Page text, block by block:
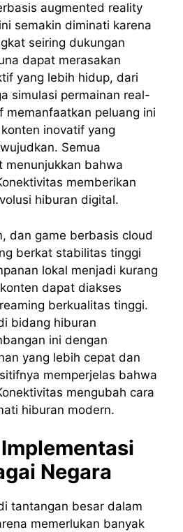
augmented reality
semakin diminati karena
seiring dukungan
dapat merasakan
yang lebih hidup, dari
simulasi permainan real-
memanfaatkan peluang ini
inovatif yang
Semua
menunjukkan bahwa
memberikan
hiburan digital.
dan game berbasis cloud
berkat stabilitas tinggi
lokal menjadi kurang
dapat diakses
berkualitas tinggi.
bidang hiburan
ini dengan
yang lebih cepat dan
memperjelas bahwa
mengubah cara
hiburan modern.
Negara
tantangan besar dalam
memerlukan banyak